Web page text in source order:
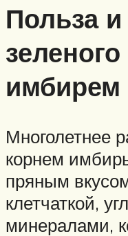
Польза
имбирем
Многолетнее
корнем
пряным
клетчаткой,
минералами,